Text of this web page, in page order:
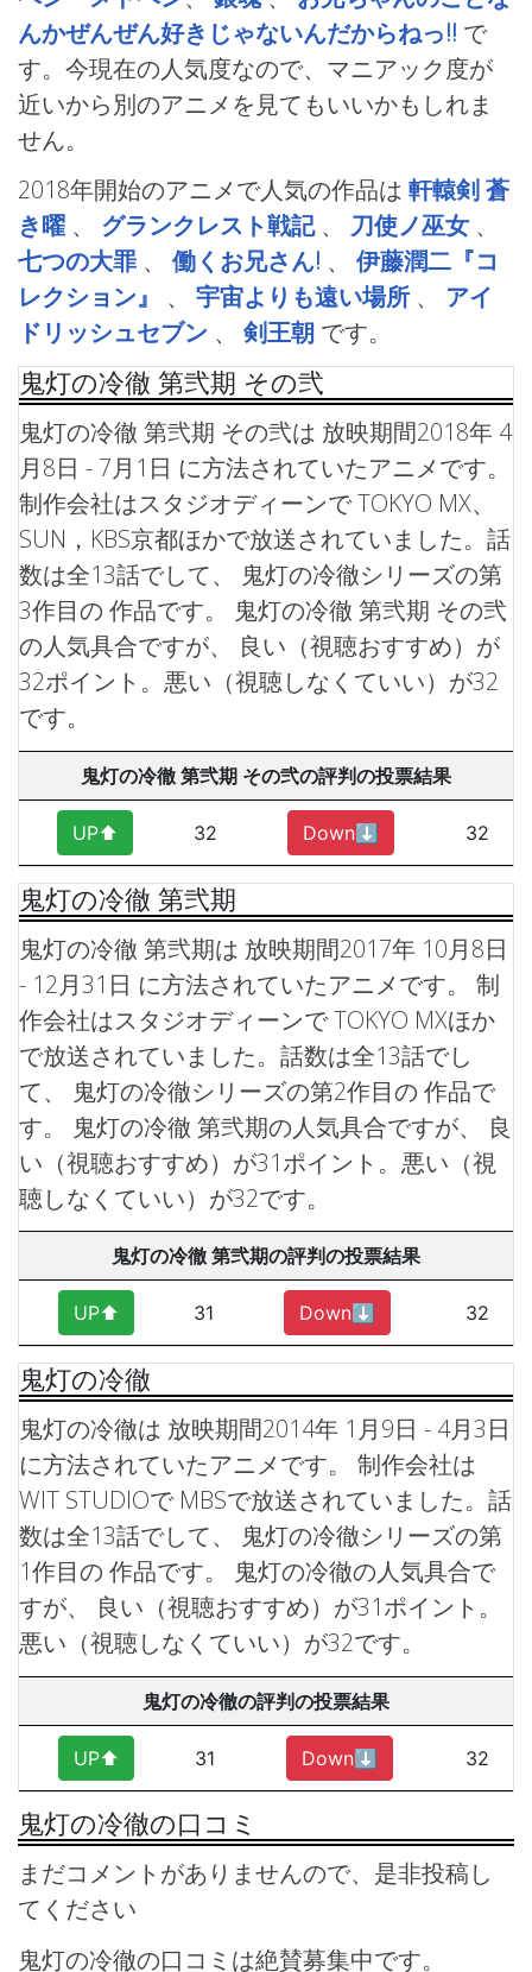
んかぜんぜん好きじゃないんだからねっ!! で
す。今現在の人気度なので、マニアック度が
近いから別のアニメを見てもいいかもしれま
せん。
2018年開始のアニメで人気の作品は 軒轅剣 蒼
き曜 、 グランクレスト戦記、 刀使ノ巫女 、
七つの大罪 、 働くお兄さん! 、 伊藤潤二『コ
レクション』
、 宇宙よりも遠い場所 、 アイ
ドリッシュセブン 、 剣王朝 です。
鬼灯の冷徹 第弐期 その弐
鬼灯の冷徹 第弐期 その弐は 放映期間2018年 4
月8日 - 7月1日 に方法されていたアニメです。
制作会社はスタジオディーンで TOKYO MX、
SUN，KBS京都ほかで放送されていました。話
数は全13話でして、 鬼灯の冷徹シリーズの第
3作目の 作品です。
鬼灯の冷徹 第弐期 その弐
の人気具合ですが、 良い（視聴おすすめ）が
32ポイント。悪い（視聴しなくていい）が32
です。
鬼灯の冷徹 第弐期 その弐の評判の投票結果
UP⬆︎ 32 Down⬇︎ 32
鬼灯の冷徹 第弐期
鬼灯の冷徹 第弐期は 放映期間2017年 10月8日
- 12月31日 に方法されていたアニメです。 制
作会社はスタジオディーンで TOKYO MXほか
で放送されていました。話数は全13話でし
て、 鬼灯の冷徹シリーズの第2作目の 作品で
す。
鬼灯の冷徹 第弐期の人気具合ですが、 良
い（視聴おすすめ）が31ポイント。悪い（視
聴しなくていい）が32です。
鬼灯の冷徹 第弐期の評判の投票結果
UP⬆︎ 31 Down⬇︎ 32
鬼灯の冷徹
鬼灯の冷徹は 放映期間2014年 1月9日 - 4月3日
に方法されていたアニメです。 制作会社は
WIT STUDIOで MBSで放送されていました。話
数は全13話でして、 鬼灯の冷徹シリーズの第
1作目の 作品です。
鬼灯の冷徹の人気具合で
すが、 良い（視聴おすすめ）が31ポイント。
悪い（視聴しなくていい）が32です。
鬼灯の冷徹の評判の投票結果
UP⬆︎ 31 Down⬇︎ 32
鬼灯の冷徹の口コミ
まだコメントがありませんので、是非投稿し
てください
鬼灯の冷徹の口コミは絶賛募集中です。